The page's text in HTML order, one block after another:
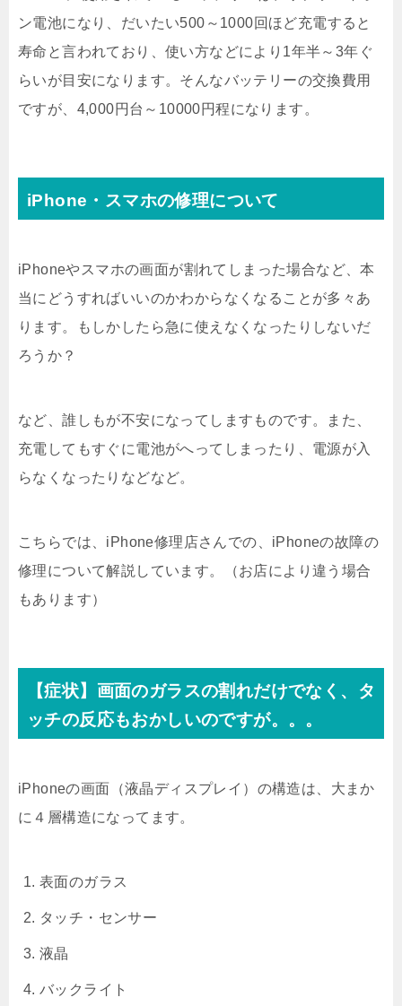
ン電池になり、だいたい500～1000回ほど充電すると
寿命と言われており、使い方などにより1年半～3年ぐ
らいが目安になります。そんなバッテリーの交換費用
ですが、4,000円台～10000円程になります。
iPhone・スマホの修理について
iPhoneやスマホの画面が割れてしまった場合など、本
当にどうすればいいのかわからなくなることが多々あ
ります。もしかしたら急に使えなくなったりしないだ
ろうか？
など、誰しもが不安になってしますものです。また、
充電してもすぐに電池がへってしまったり、電源が入
らなくなったりなどなど。
こちらでは、iPhone修理店さんでの、iPhoneの故障の
修理について解説しています。（お店により違う場合
もあります）
【症状】画面のガラスの割れだけでなく、タ
ッチの反応もおかしいのですが。。。
iPhoneの画面（液晶ディスプレイ）の構造は、大まか
に４層構造になってます。
表面のガラス
タッチ・センサー
液晶
バックライト